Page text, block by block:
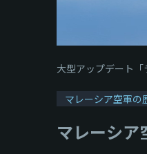
大型アップデート
マレーシア空軍の
マレーシア